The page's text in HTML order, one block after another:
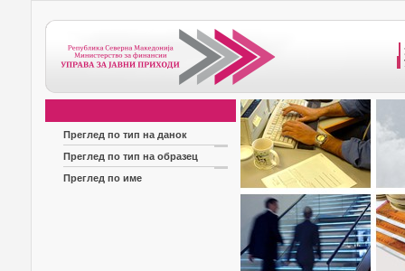
Преглед по тип на данок
Преглед по тип на образец
Преглед по име